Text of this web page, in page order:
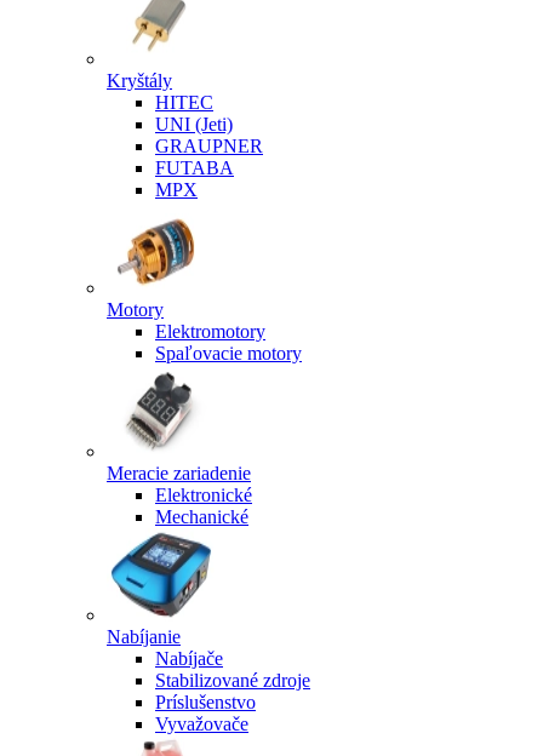
Kryštály
HITEC
UNI (Jeti)
GRAUPNER
FUTABA
MPX
Motory
Elektromotory
Spaľovacie motory
Meracie zariadenie
Elektronické
Mechanické
Nabíjanie
Nabíjače
Stabilizované zdroje
Príslušenstvo
Vyvažovače